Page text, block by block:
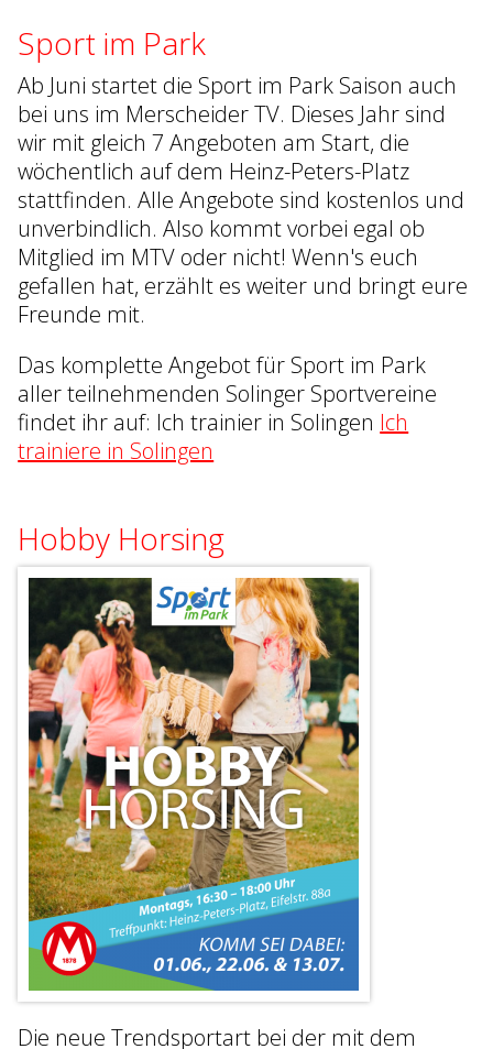
Sport im Park
Ab Juni startet die Sport im Park Saison auch
bei uns im Merscheider TV. Dieses Jahr sind
wir mit gleich 7 Angeboten am Start, die
wöchentlich auf dem Heinz-Peters-Platz
stattfinden. Alle Angebote sind kostenlos und
unverbindlich. Also kommt vorbei egal ob
Mitglied im MTV oder nicht! Wenn's euch
gefallen hat, erzählt es weiter und bringt eure
Freunde mit.
Das komplette Angebot für Sport im Park
aller teilnehmenden Solinger Sportvereine
findet ihr auf: Ich trainier in Solingen Ich
trainiere in Solingen
Hobby Horsing
Die neue Trendsportart bei der mit dem